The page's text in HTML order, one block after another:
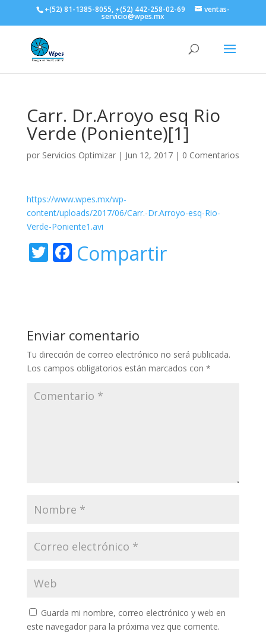
+(52) 81-1385-8055, +(52) 442-258-02-69 ventas-
servicio@wpes.mx
Carr. Dr.Arroyo esq Rio
Verde (Poniente)[1]
por Servicios Optimizar| Jun 12, 2017| 0 Comentarios
https://www.wpes.mx/wp-
content/uploads/2017/06/Carr.-Dr.Arroyo-esq-Rio-
Verde-Poniente1.avi
T F
o
o
k
Compartir
Enviar comentario
Tu dirección de correo electrónico no será publicada.
Los campos obligatorios están marcados con *
Guarda mi nombre, correo electrónico y web en
este navegador para la próxima vez que comente.